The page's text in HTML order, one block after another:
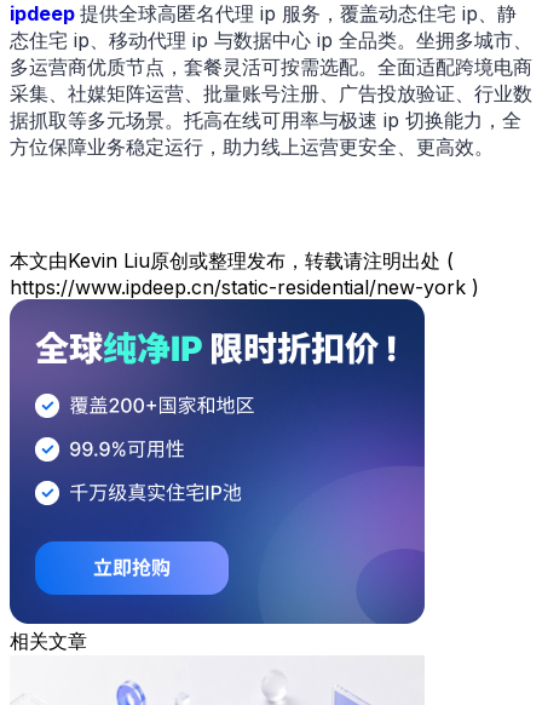
ipdeep 提供全球高匿名代理 ip 服务，覆盖动态住宅 ip、静
态住宅 ip、移动代理 ip 与数据中心 ip 全品类。坐拥多城市、
多运营商优质节点，套餐灵活可按需选配。全面适配跨境电商
采集、社媒矩阵运营、批量账号注册、广告投放验证、行业数
据抓取等多元场景。​托高在线可用率与极速 ip 切换能力，全
方位保障业务稳定运行，助力线上运营更安全、更高效。
本文由Kevin Liu原创或整理发布，转载请注明出处 (
https://www.ipdeep.cn/static-residential/new-york )
相关文章